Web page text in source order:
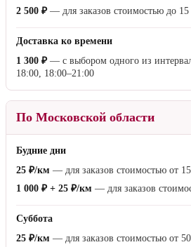
2 500 ₽— для заказов стоимостью до
Доставка ко времени
1 300 ₽— с выбором одного из
18:00, 18:00–21:00
По Московской области
Будние дни
25 ₽/км — для заказов стоимостью от
1 000 ₽ + 25 ₽/км — для заказов
Суббота
25 ₽/км — для заказов стоимостью от